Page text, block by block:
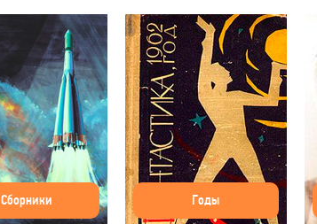
Сборники Годы